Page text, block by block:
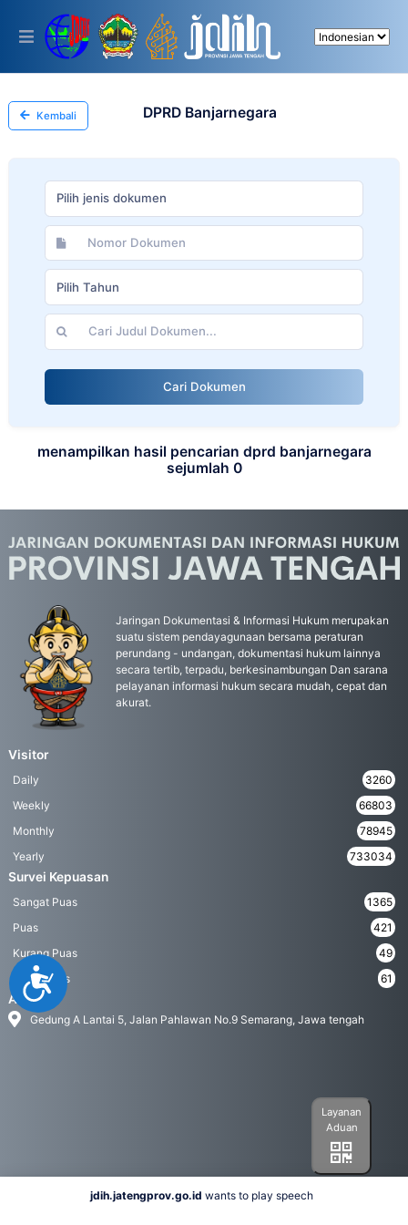
This
includes
accessibility
system.
Accessibility
Kembali DPRD Banjarnegara
Pilih jenis dokumen
Pilih Tahun
Cari Dokumen
menampilkan hasil pencarian dprd banjarnegara
sejumlah 0
Jaringan Dokumentasi & Informasi Hukum merupakan
suatu sistem pendayagunaan bersama peraturan
perundang - undangan, dokumentasi hukum lainnya
secara tertib, terpadu, berkesinambungan Dan sarana
pelayanan informasi hukum secara mudah, cepat dan
akurat.
Visitor
Daily
3260
Weekly
66803
Monthly
78945
Yearly
733034
Survei Kepuasan
Sangat Puas
1365
Puas
421
Kurang Puas
49
Tidak Puas
61
Address
Gedung A Lantai 5, Jalan Pahlawan No.9 Semarang, Jawa tengah
Layanan
Aduan
jdih.jatengprov.go.id wants to play speech